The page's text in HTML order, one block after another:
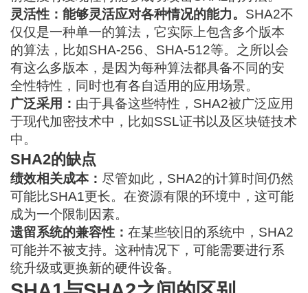
灵活性：能够灵活应对各种情况的能力。 SHA2不
仅仅是一种单一的算法，它实际上包含多个版本
的算法，比如SHA-256、SHA-512等。之所以会
有这么多版本，是因为每种算法都具备不同的安
全性特性，同时也有各自适用的应用场景。
广泛采用： 由于具备这些特性，SHA2被广泛应用
于现代加密技术中，比如SSL证书以及区块链技术
中。
SHA2的缺点
绩效相关成本： 尽管如此，SHA2的计算时间仍然
可能比SHA1更长。在资源有限的环境中，这可能
成为一个限制因素。
遗留系统的兼容性：在某些较旧的系统中，SHA2
可能并不被支持。这种情况下，可能需要进行系
统升级或更换新的硬件设备。